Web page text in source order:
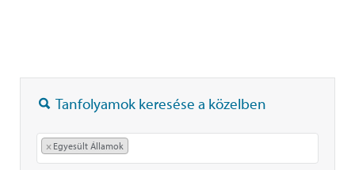
Tanfolyamok keresése a közelben
× Egyesült Államok